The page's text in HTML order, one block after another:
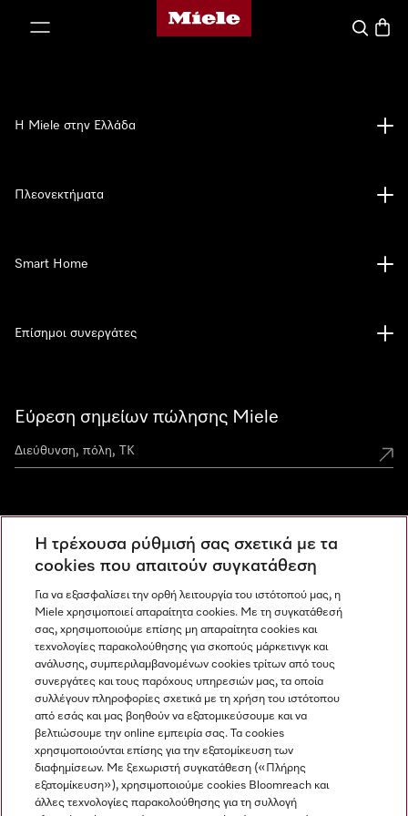
Αρχική σελίδα της Miele
Εύρεση σημείων πώλησης Miele
Ανακαλύψτε τα Miele Experience Center
Newsletter
Η Miele στην Ελλάδα
Πλεονεκτήματα
Smart Home
Επίσημοι συνεργάτες
Miele στο Instagram
Miele στο Facebook
Miele στο Youtube
Η τρέχουσα ρύθμισή σας σχετικά με τα
cookies που απαιτούν συγκατάθεση
Για να εξασφαλίσει την ορθή λειτουργία του ιστότοπού μας, η
Miele χρησιμοποιεί απαραίτητα cookies. Με τη συγκατάθεσή
σας, χρησιμοποιούμε επίσης μη απαραίτητα cookies και
τεχνολογίες παρακολούθησης για σκοπούς μάρκετινγκ και
ανάλυσης, συμπεριλαμβανομένων cookies τρίτων από τους
συνεργάτες και τους παρόχους υπηρεσιών μας, τα οποία
συλλέγουν πληροφορίες σχετικά με τη χρήση του ιστότοπου
από εσάς και μας βοηθούν να εξατομικεύσουμε και να
βελτιώσουμε την online εμπειρία σας. Τα cookies
χρησιμοποιούνται επίσης για την εξατομίκευση των
διαφημίσεων. Με ξεχωριστή συγκατάθεση («Πλήρης
εξατομίκευση»), χρησιμοποιούμε cookies Bloomreach και
άλλες τεχνολογίες παρακολούθησης για τη συλλογή